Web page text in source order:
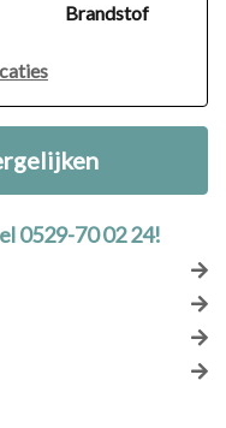
Brandstof
0529-70 02 24!